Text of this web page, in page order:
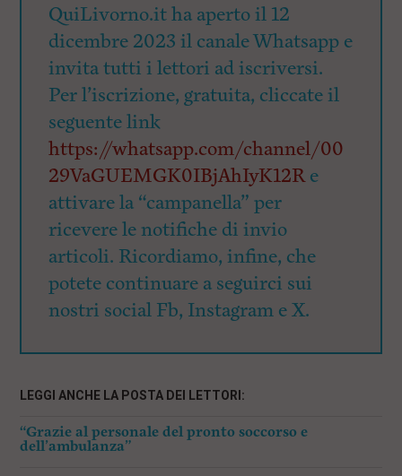
QuiLivorno.it ha aperto il 12
dicembre 2023 il canale Whatsapp e
invita tutti i lettori ad iscriversi.
Per l’iscrizione, gratuita, cliccate il
seguente link
https://whatsapp.com/channel/00
29VaGUEMGK0IBjAhIyK12Re
attivare la “campanella” per
ricevere le notifiche di invio
articoli. Ricordiamo, infine, che
potete continuare a seguirci sui
nostri social Fb, Instagram e X.
LEGGI ANCHE LA POSTA DEI LETTORI:
“Grazie al personale del pronto soccorso e
dell’ambulanza”